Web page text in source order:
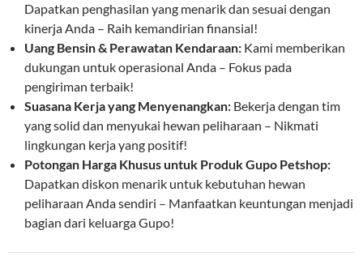
Dapatkan penghasilan yang menarik dan sesuai dengan
kinerja Anda – Raih kemandirian finansial!
Uang Bensin & Perawatan Kendaraan: Kami memberikan
dukungan untuk operasional Anda – Fokus pada
pengiriman terbaik!
Suasana Kerja yang Menyenangkan: Bekerja dengan tim
yang solid dan menyukai hewan peliharaan – Nikmati
lingkungan kerja yang positif!
Potongan Harga Khusus untuk Produk Gupo Petshop:
Dapatkan diskon menarik untuk kebutuhan hewan
peliharaan Anda sendiri – Manfaatkan keuntungan menjadi
bagian dari keluarga Gupo!